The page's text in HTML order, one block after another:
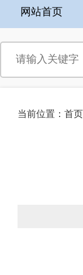
网站首页
当前位置： 首页